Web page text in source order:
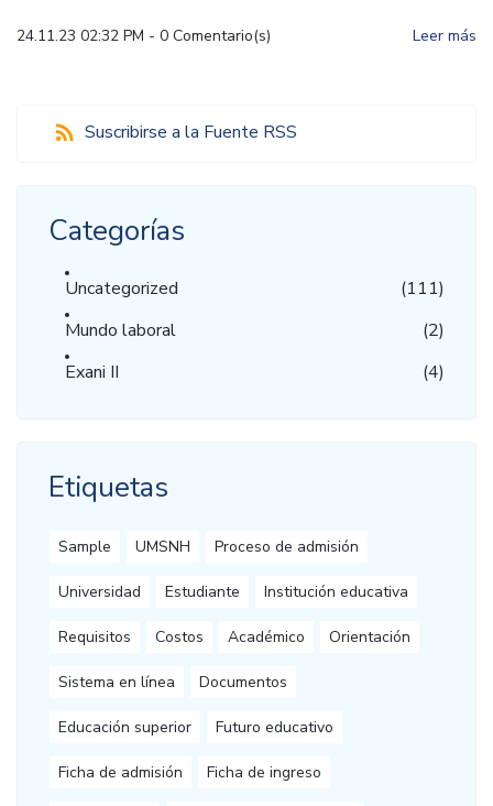
24.11.23 02:32 PM - 0 Comentario(s) Leer más
Suscribirse a la Fuente RSS
Categorías
Uncategorized
(111)
Mundo laboral
(2)
Exani II
(4)
Etiquetas
Sample UMSNH Proceso de admisión
Universidad Estudiante Institución educativa
Requisitos Costos Académico Orientación
Sistema en línea Documentos
Educación superior Futuro educativo
Ficha de admisión Ficha de ingreso